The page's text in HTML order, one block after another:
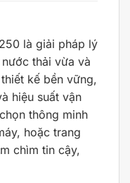
là giải pháp lý
thải vừa và
kế bền vững,
hiệu suất vận
thông minh
hoặc trang
chìm tin cậy,